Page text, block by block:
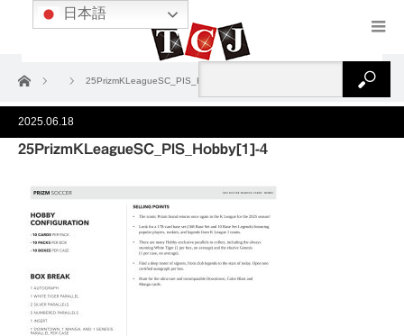
ホーム 25PrizmKLeagueSC_PIS_Hobby[1]-4
2025.06.18
25PrizmKLeagueSC_PIS_Hobby[1]-4
日本語